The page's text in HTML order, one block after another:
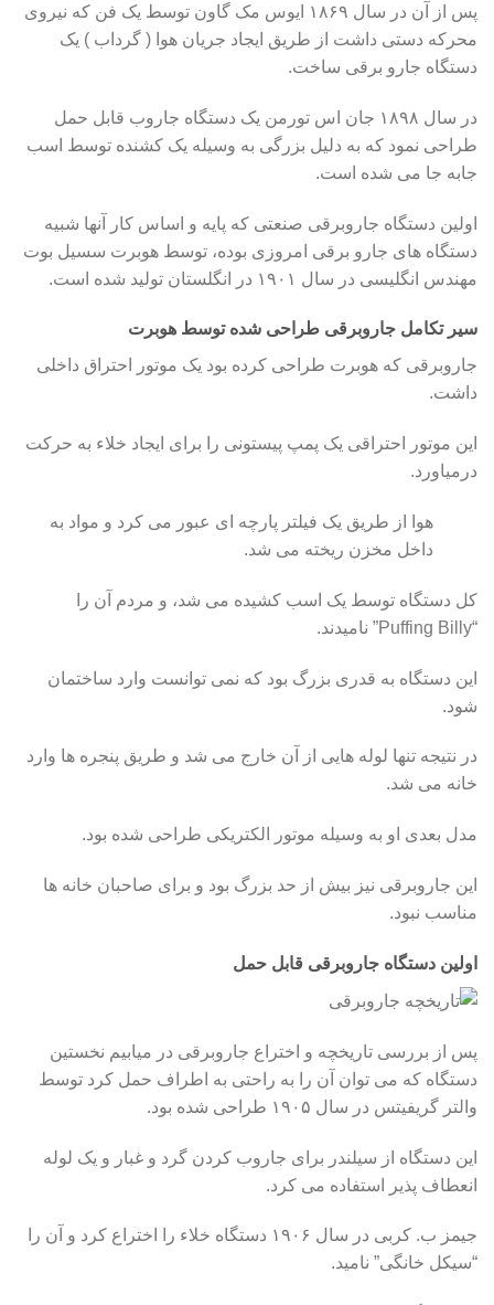
پس از آن در سال ۱۸۶۹ ایوس مک گاون توسط یک فن که نیروی
محرکه دستی داشت از طریق ایجاد جریان هوا ( گرداب ) یک
دستگاه جارو برقی ساخت.
در سال ۱۸۹۸ جان اس تورمن یک دستگاه جاروب قابل حمل
طراحی نمود که به دلیل بزرگی به وسیله یک کشنده توسط اسب
جابه جا می شده است.
اولین دستگاه جاروبرقی صنعتی که پایه و اساس کار آنها شبیه
دستگاه های جارو برقی امروزی بوده، توسط هوبرت سسیل بوت
مهندس انگلیسی در سال ۱۹۰۱ در انگلستان تولید شده است.
سیر تکامل جاروبرقی طراحی شده توسط هوبرت
جاروبرقی که هوبرت طراحی کرده بود یک موتور احتراق داخلی
داشت.
این موتور احتراقی یک پمپ پیستونی را برای ایجاد خلاء به حرکت
درمیاورد.
هوا از طریق یک فیلتر پارچه ای عبور می کرد و مواد به
داخل مخزن ریخته می شد.
کل دستگاه توسط یک اسب کشیده می شد، و مردم آن را
“Puffing Billy” نامیدند.
این دستگاه به قدری بزرگ بود که نمی توانست وارد ساختمان
شود.
در نتیجه تنها لوله هایی از آن خارج می شد و طریق پنجره ها وارد
خانه می شد.
مدل بعدی او به وسیله موتور الکتریکی طراحی شده بود.
این جاروبرقی نیز بیش از حد بزرگ بود و برای صاحبان خانه ها
مناسب نبود.
اولین دستگاه جاروبرقی قابل حمل
پس از بررسی تاریخچه و اختراع جاروبرقی در میابیم نخستین
دستگاه که می توان آن را به راحتی به اطراف حمل کرد توسط
والتر گریفیتس در سال ۱۹۰۵ طراحی شده بود.
این دستگاه از سیلندر برای جاروب کردن گرد و غبار و یک لوله
انعطاف پذیر استفاده می کرد.
جیمز ب. کربی در سال ۱۹۰۶ دستگاه خلاء را اختراع کرد و آن را
“سیکل خانگی” نامید.